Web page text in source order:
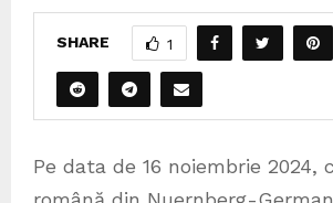
SHARE 1
Pe data de 16 noiembrie 2024,